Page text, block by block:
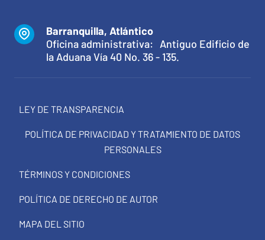
Barranquilla, Atlántico
Oficina administrativa: Antiguo Edificio de
la Aduana Vía 40 No. 36 - 135.
LEY DE TRANSPARENCIA
POLÍTICA DE PRIVACIDAD Y TRATAMIENTO DE DATOS
PERSONALES
TÉRMINOS Y CONDICIONES
POLÍTICA DE DERECHO DE AUTOR
MAPA DEL SITIO